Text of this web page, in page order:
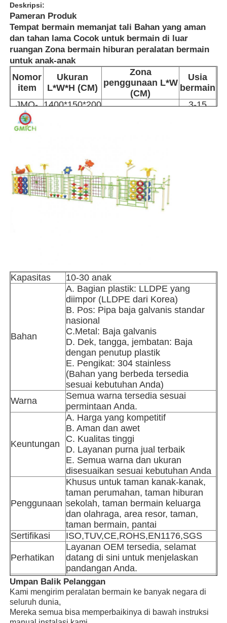
Rumah
Produk
Tentang Kami
Tur Pabrik
Minta Penawaran Harga
Desain taman bermain
Desain taman air
Taman Bermain Luar Ruangan
Slide Taman Permainan Khusus
Anak-anak Meluncur dengan Ayunan
Set Tempat Bermain Kecil
Slide air anak-anak
Slide air khusus
Deskripsi:
Pameran Produk
Tempat bermain memanjat tali Bahan yang aman
dan tahan lama Cocok untuk bermain di luar
ruangan Zona bermain hiburan peralatan bermain
untuk anak-anak
Nomor
item
Ukuran
L*W*H (CM)
Zona
penggunaan L*W
(CM)
Usia
bermain
JMQ-
19103
1400*150*200
1800*600 CM
3-15
Kapasitas 10-30 anak
Bahan
A. Bagian plastik: LLDPE yang
diimpor (LLDPE dari Korea)
B. Pos: Pipa baja galvanis standar
nasional
C.Metal: Baja galvanis
D. Dek, tangga, jembatan: Baja
dengan penutup plastik
E. Pengikat: 304 stainless
(Bahan yang berbeda tersedia
sesuai kebutuhan Anda)
Warna
Semua warna tersedia sesuai
permintaan Anda.
Keuntungan
A. Harga yang kompetitif
B. Aman dan awet
C. Kualitas tinggi
D. Layanan purna jual terbaik
E. Semua warna dan ukuran
disesuaikan sesuai kebutuhan Anda
Penggunaan
Khusus untuk taman kanak-kanak,
taman perumahan, taman hiburan
sekolah, taman bermain keluarga
dan olahraga, area resor, taman,
taman bermain, pantai
Sertifikasi
ISO,TUV,CE,ROHS,EN1176,SGS
Perhatikan
Layanan OEM tersedia, selamat
datang di sini untuk menjelaskan
pandangan Anda.
Jenis
Perusahaan
Pabrik di Guangzhou, Cina
Pemasangan
pengiriman tersedia
Umpan Balik Pelanggan
Kami mengirim peralatan bermain ke banyak negara di
seluruh dunia,
Mereka semua bisa memperbaikinya di bawah instruksi